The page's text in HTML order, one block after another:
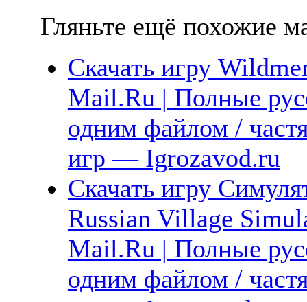
Гляньте ещё похожие
Скачать игру
Mail.Ru | Полные
одним файлом /
игр — Igrozavod.ru
Скачать игру
Russian Village
Mail.Ru | Полные
одним файлом /